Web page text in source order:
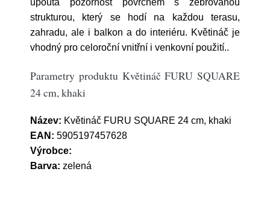
upoutá pozornost povrchem s žebrovanou
strukturou, který se hodí na každou terasu,
zahradu, ale i balkon a do interiéru. Květináč je
vhodný pro celoroční vnitřní i venkovní použití..
Parametry produktu Květináč FURU SQUARE
24 cm, khaki
Název: Květináč FURU SQUARE 24 cm, khaki
EAN: 5905197457628
Výrobce:
Barva: zelená